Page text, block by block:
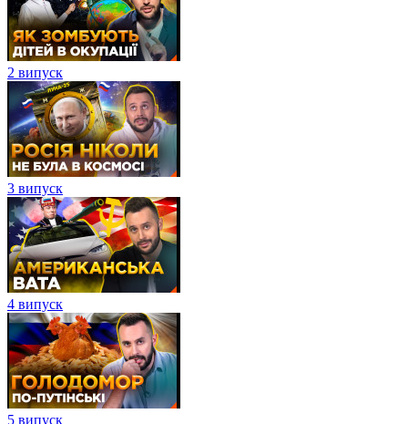
2 випуск
3 випуск
4 випуск
5 випуск